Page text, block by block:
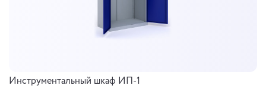
Инструментальный шкаф ИП-1